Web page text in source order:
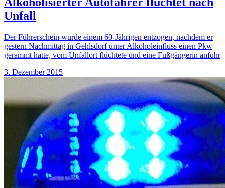
Unfall
Der Führerschein wurde einem 60-Jährigen entzogen, nachdem er
gestern Nachmittag in Gehlsdorf unter Alkoholeinfluss einen Pkw
gerammt hatte, vom Unfallort flüchtete und eine Fußgängerin anfuhr
3. Dezember 2015